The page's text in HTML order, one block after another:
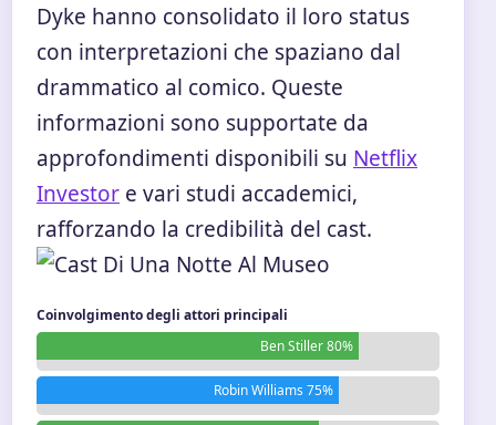
Dyke hanno consolidato il loro status
con interpretazioni che spaziano dal
drammatico al comico. Queste
informazioni sono supportate da
approfondimenti disponibili su Netflix
Investor e vari studi accademici,
rafforzando la credibilità del cast.
Coinvolgimento degli attori principali
Ben Stiller 80%
Robin Williams 75%